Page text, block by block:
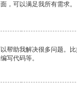
，可以满足我所有需求。
帮助我解决很多问题。
写代码等。